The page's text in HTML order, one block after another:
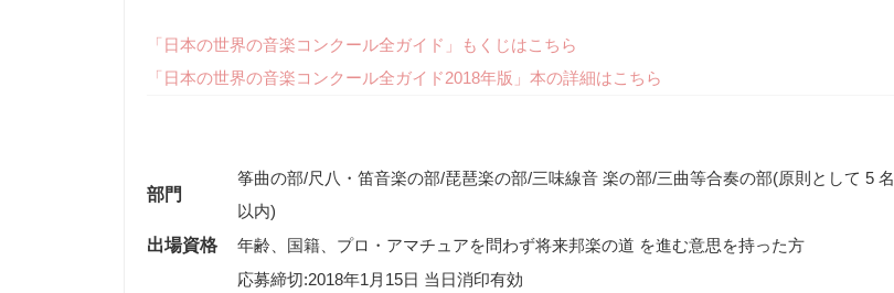
「日本の世界の音楽コンクール全ガイド」もくじはこちら
「日本の世界の音楽コンクール全ガイド2018年版」本の詳細はこちら
部門
筝曲の部/尺八・笛音楽の部/琵琶楽の部/三味線音 楽の部/三曲等合奏の部(原則として 5 名
以内)
出場資格
年齢、国籍、プロ・アマチュアを問わず将来邦楽の道 を進む意思を持った方
応募締切:2018年1月15日 当日消印有効